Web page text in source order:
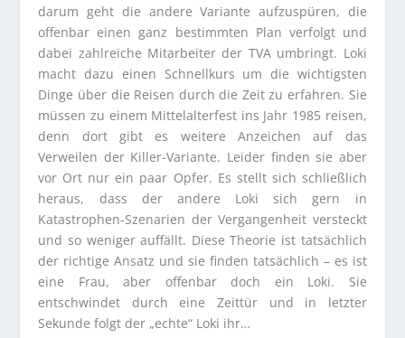
darum geht die andere Variante aufzuspüren, die
offenbar einen ganz bestimmten Plan verfolgt und
dabei zahlreiche Mitarbeiter der TVA umbringt. Loki
macht dazu einen Schnellkurs um die wichtigsten
Dinge über die Reisen durch die Zeit zu erfahren. Sie
müssen zu einem Mittelalterfest ins Jahr 1985 reisen,
denn dort gibt es weitere Anzeichen auf das
Verweilen der Killer-Variante. Leider finden sie aber
vor Ort nur ein paar Opfer. Es stellt sich schließlich
heraus, dass der andere Loki sich gern in
Katastrophen-Szenarien der Vergangenheit versteckt
und so weniger auffällt. Diese Theorie ist tatsächlich
der richtige Ansatz und sie finden tatsächlich – es ist
eine Frau, aber offenbar doch ein Loki. Sie
entschwindet durch eine Zeittür und in letzter
Sekunde folgt der „echte“ Loki ihr…